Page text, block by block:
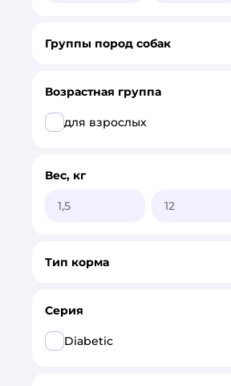
Группы пород собак
Возрастная группа
для взрослых
Вес, кг
Тип корма
Серия
Diabetic